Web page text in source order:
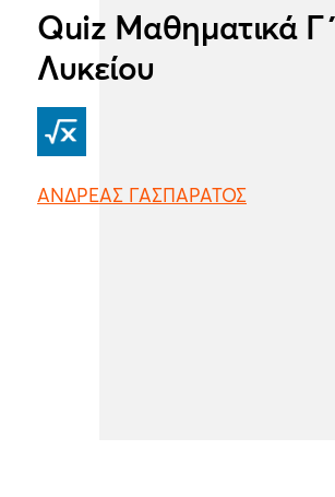
Quiz Μαθηματικά Γ΄
Λυκείου
ΑΝΔΡΕΑΣ ΓΑΣΠΑΡΑΤΟΣ